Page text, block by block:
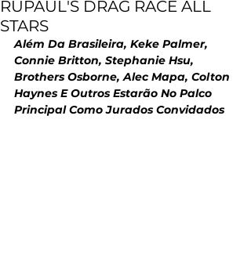
RUPAUL'S DRAG RACE ALL
STARS
Além Da Brasileira, Keke Palmer,
Connie Britton, Stephanie Hsu,
Brothers Osborne, Alec Mapa, Colton
Haynes E Outros Estarão No Palco
Principal Como Jurados Convidados